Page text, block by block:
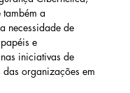
também a
necessidade de
e
iniciativas de
organizações em